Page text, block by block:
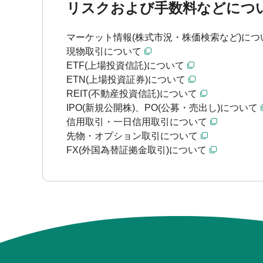
リスクおよび手数料などにつ
マーケット情報(株式市況・株価検索など)につ
現物取引について
ETF(上場投資信託)について
ETN(上場投資証券)について
REIT(不動産投資信託)について
IPO(新規公開株)、PO(公募・売出し)について
信用取引・一日信用取引について
先物・オプション取引について
FX(外国為替証拠金取引)について